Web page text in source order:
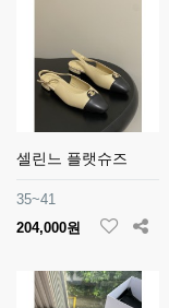
셀린느 플랫슈즈
35~41
204,000원